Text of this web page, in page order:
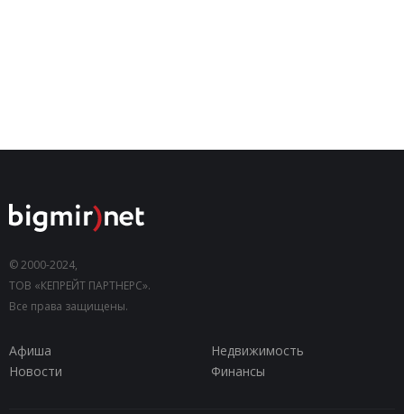
© 2000-2024,
ТОВ «КЕПРЕЙТ ПАРТНЕРС».
Все права защищены.
Афиша
Недвижимость
Новости
Финансы